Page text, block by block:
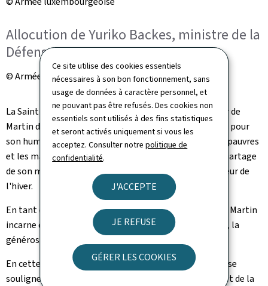
Ce site utilise des cookies essentiels
nécessaires à son bon fonctionnement, sans
usage de données à caractère personnel, et
ne pouvant pas être refusés. Des cookies non
essentiels sont utilisés à des fins statistiques
et seront activés uniquement si vous les
acceptez. Consulter notrepolitique de
confidentialité.
J'ACCEPTE
JE REFUSE
GÉRER LES COOKIES
Allocution de Yuriko Backes, ministre de la
Défense
© Armée luxembourgeoise
La Saint-Martin est une fête traditionnelle en souvenir de
Martin de Tours, un évêque chrétien du IVe siècle connu pour
son humilité, sa charité et son dévouement envers les pauvres
et les malades, dont notamment son acte célèbre de partage
de son manteau avec un mendiant transi de froid au cœur de
l'hiver.
En tant que saint patron des soldats et soldates, Saint Martin
incarne des valeurs essentielles telles que la solidarité, la
générosité et l'engagement envers autrui.
En cette période d'incertitude, l'Armée luxembourgeoise
souligne son rôle dans le renforcement de la sécurité et de la